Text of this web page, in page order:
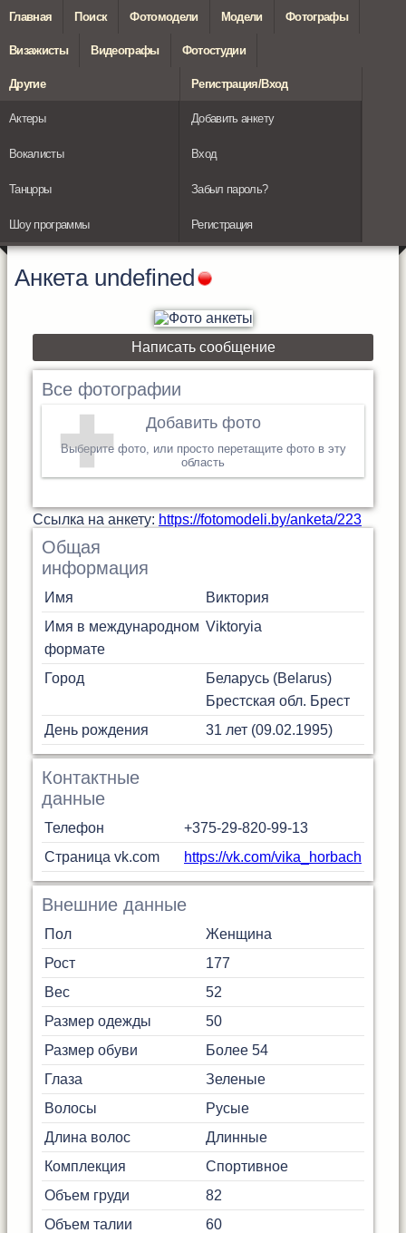
Главная Поиск Фотомодели Модели Фотографы
Визажисты Видеографы Фотостудии
Другие
Актеры
Вокалисты
Танцоры
Шоу программы
Регистрация/Вход
Добавить анкету
Вход
Забыл пароль?
Регистрация
Анкета undefined
Написать сообщение
Все фотографии
Добавить фото
Выберите фото, или просто перетащите фото в эту
область
Cсылка на анкету: https://fotomodeli.by/anketa/223
Общая
информация
Имя
Виктория
Имя в международном
формате
Viktoryia
Город
Беларусь (Belarus)
Брестская обл. Брест
День рождения
31 лет (09.02.1995)
Контактные
данные
Телефон
+375-29-820-99-13
Страница vk.com
https://vk.com/vika_horbach
Внешние данные
Пол
Женщина
Рост
177
Вес
52
Размер одежды
50
Размер обуви
Более 54
Глаза
Зеленые
Волосы
Русые
Длина волос
Длинные
Комплекция
Спортивное
Объем груди
82
Объем талии
60